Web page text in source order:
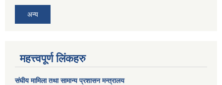
अन्य
महत्त्वपूर्ण लिंकहरु
संघीय मामिला तथा सामान्य प्रशासन मन्त्रालय